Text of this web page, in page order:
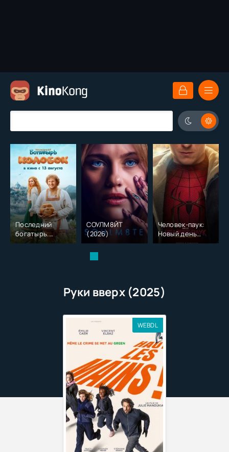
Последний
богатырь.
Колобок (2026)
СОУЛМ8ЙТ
(2026)
Человек-паук:
Новый день
(2026)
Руки вверх (2025)
WEBDL